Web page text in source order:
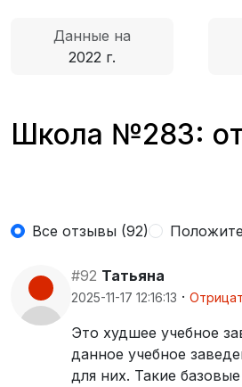
Данные на
2022 г.
Школа №283:
Все отзывы (92)
#92 Татьяна
2025-11-17 12:16:13 ·
Это худшее учебное
данное учебное
для них. Такие